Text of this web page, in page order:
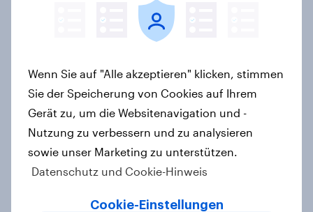
Wikipedia und CHECK24 Reisen
sind aktuelle Biggest Buzz Mover
Lufthansa verzeichnet stärksten
Imagegewinn unter allen Marken
2025
Wenn Sie auf "Alle akzeptieren" klicken, stimmen
Sie der Speicherung von Cookies auf Ihrem
Gerät zu, um die Websitenavigation und -
Nutzung zu verbessern und zu analysieren
sowie unser Marketing zu unterstützen.
Datenschutz und Cookie-Hinweis
Cookie-Einstellungen